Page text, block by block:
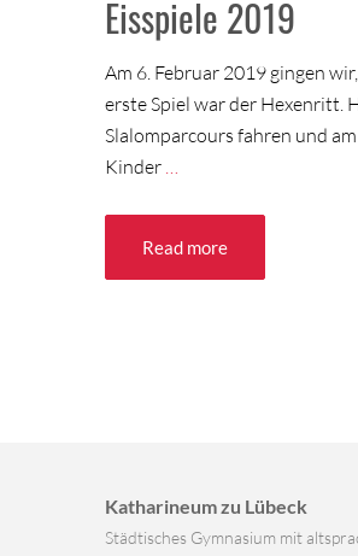
Eisspiele 2019
Am 6. Februar 2019 gingen
erste Spiel war der Hexenritt.
Slalomparcours fahren und
Kinder
Read more
Katharineum zu Lübeck
Städtisches Gymnasium mit